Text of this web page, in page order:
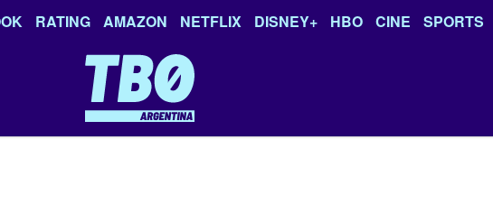
RATING AMAZON NETFLIX DISNEY+ HBO CINE SPORTS